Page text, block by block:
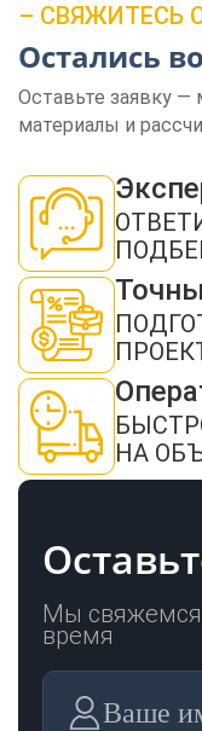
– СВЯЖИТЕСЬ
Остались
Оставьте заявку
материалы и
НА
Мы
время
Ваше
Нажимая кнопку
персональных
персональных
конфиденциальности